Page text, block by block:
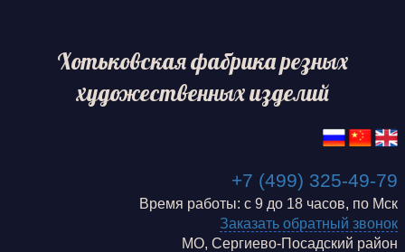
Хотьковская фабрика резных
художественных изделий
+7 (499) 325-49-79
Время работы: с 9 до 18 часов, по Мск
Заказать обратный звонок
МО, Сергиево-Посадский район